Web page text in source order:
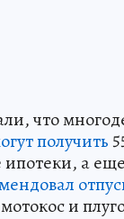
что
получить
а
и